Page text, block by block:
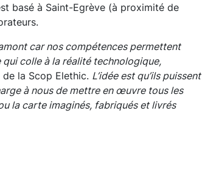
basé à Saint-Egrève (à proximité de
car nos compétences permettent
colle à la réalité technologique,
la Scop Elethic. L’idée est qu’ils puissent
à nous de mettre en œuvre tous les
la carte imaginés, fabriqués et livrés